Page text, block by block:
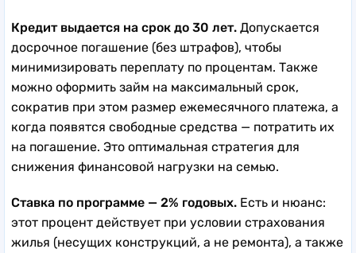
Кредит выдается на срок до 30 лет. Допускается
досрочное погашение (без штрафов), чтобы
минимизировать переплату по процентам. Также
можно оформить займ на максимальный срок,
сократив при этом размер ежемесячного платежа, а
когда появятся свободные средства — потратить их
на погашение. Это оптимальная стратегия для
снижения финансовой нагрузки на семью.
Ставка по программе — 2% годовых. Есть и нюанс:
этот процент действует при условии страхования
жилья (несущих конструкций, а не ремонта), а также